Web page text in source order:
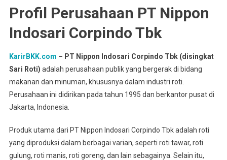
Profil Perusahaan PT Nippon
Indosari Corpindo Tbk
KarirBKK.com – PT Nippon Indosari Corpindo Tbk (disingkat
Sari Roti) adalah perusahaan publik yang bergerak di bidang
makanan dan minuman, khususnya dalam industri roti.
Perusahaan ini didirikan pada tahun 1995 dan berkantor pusat di
Jakarta, Indonesia.
Produk utama dari PT Nippon Indosari Corpindo Tbk adalah roti
yang diproduksi dalam berbagai varian, seperti roti tawar, roti
gulung, roti manis, roti goreng, dan lain sebagainya. Selain itu,